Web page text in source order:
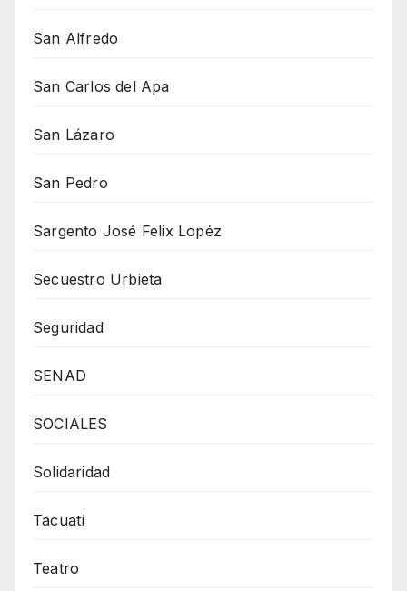
San Alfredo
San Carlos del Apa
San Lázaro
San Pedro
Sargento José Felix Lopéz
Secuestro Urbieta
Seguridad
SENAD
SOCIALES
Solidaridad
Tacuatí
Teatro